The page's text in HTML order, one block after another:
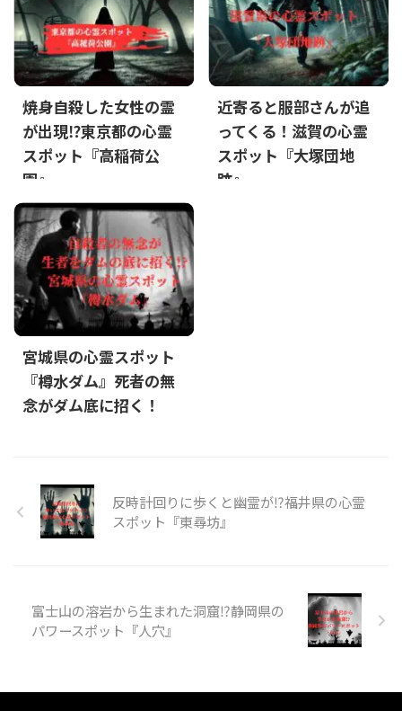
焼身自殺した女性の霊
が出現⁉東京都の心霊
スポット『高稲荷公
園』
近寄ると服部さんが追
ってくる！滋賀の心霊
スポット『大塚団地
跡』
宮城県の心霊スポット
『樽水ダム』死者の無
念がダム底に招く！
反時計回りに歩くと幽霊が⁉福井県の心霊
スポット『東尋坊』
富士山の溶岩から生まれた洞窟⁉静岡県の
パワースポット『人穴』